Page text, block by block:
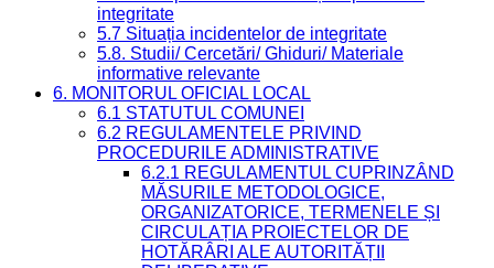
integritate
5.7 Situația incidentelor de integritate
5.8. Studii/ Cercetări/ Ghiduri/ Materiale
informative relevante
6. MONITORUL OFICIAL LOCAL
6.1 STATUTUL COMUNEI
6.2 REGULAMENTELE PRIVIND
PROCEDURILE ADMINISTRATIVE
6.2.1 REGULAMENTUL CUPRINZÂND
MĂSURILE METODOLOGICE,
ORGANIZATORICE, TERMENELE ȘI
CIRCULAȚIA PROIECTELOR DE
HOTĂRÂRI ALE AUTORITĂȚII